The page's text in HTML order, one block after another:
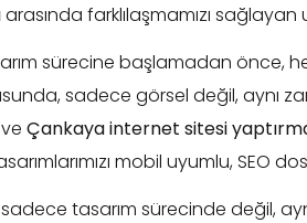
arasında farklılaşmamızı sağlayan
sürecine başlamadan önce,
sadece görsel değil, aynı
Çankaya internet sitesi
mobil uyumlu, SEO
tasarım sürecinde değil,